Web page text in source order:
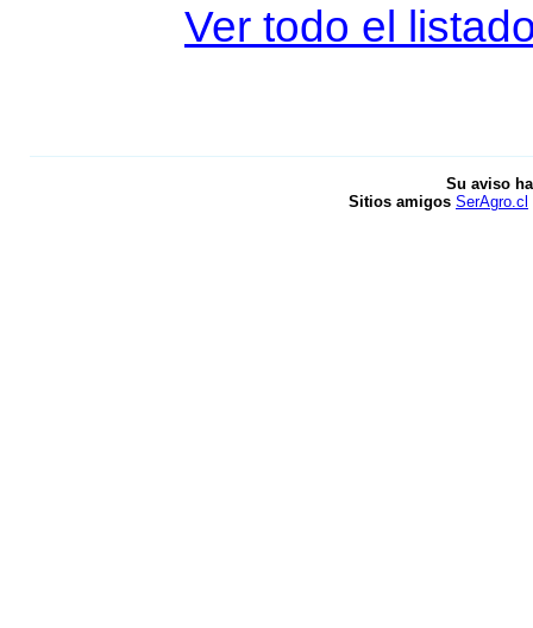
Ver todo el
Su aviso
Sitios amigos SerAgro.cl